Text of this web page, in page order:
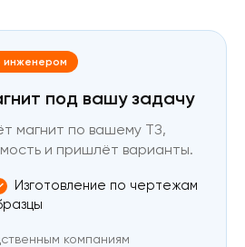
инженером
под вашу задачу
магнит по вашему ТЗ,
и пришлёт варианты.
Изготовление по чертежам
компаниям